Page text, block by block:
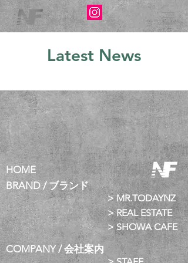
Latest News
HOME
BRAND / ブランド
> MR.TODAYNZ
> REAL ESTATE
> SHOWA CAFE
COMPANY / 会社案内